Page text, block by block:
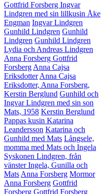
Gottfrid Forsberg Ingvar
Lindgren med sin lillkusin Åke
Engman Ingvar Lindgren
Gunhild Lindgren Gunhild
Lindgren Gunhild Lindgren
Lydia och Andreas Lindgren
Anna Forsberg Gottfrid
Forsberg Anna Cajsa
Eriksdotter Anna Cajsa
Eriksdotter, Anna Forsberg,
Kerstin Berglund Gunhild och
Ingvar Lindgren med sin son
Mats, 1958 Kerstin Berglund
Pappas kusin Katarina
Leandersson Katarina och
Gunhild med Mats Långsele,
momma med Mats och Ingela
Syskonen Lindgren, från
vänster Ingela, Gunilla och
Mats Anna Forsberg Mormor
Anna Forsberg Gottfrid
Forsberg Gottfrid Forsberg